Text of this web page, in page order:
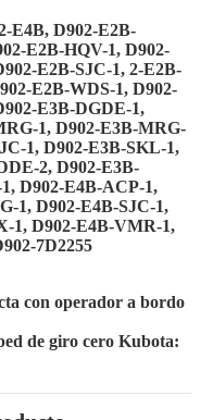
E4B, D902-E2B-
E2B-HQV-1, D902-
E2B-SJC-1, 2-E2B-
E2B-WDS-1, D902-
E3B-DGDE-1,
1, D902-E3B-MRG-
1, D902-E3B-SKL-1,
2, D902-E3B-
D902-E4B-ACP-1,
1, D902-E4B-SJC-1,
1, D902-E4B-VMR-1,
7D2255
con operador a bordo
de giro cero Kubota: